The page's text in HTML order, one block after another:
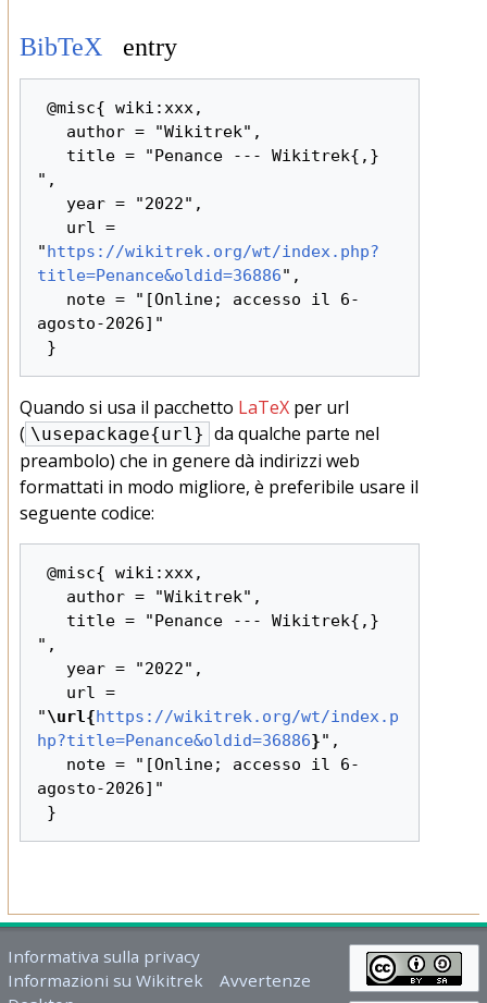
BibTeX entry
@misc{ wiki:xxx,
",
"https://wikitrek.org/wt/index.php?
title=Penance&oldid=36886",
agosto-2026]"
Quando si usa il pacchetto LaTeXper url
( \usepackage{url} da qualche parte nel
preambolo) che in genere dà indirizzi web
formattati in modo migliore, è preferibile usare il
seguente codice:
@misc{ wiki:xxx,
",
"\url{https://wikitrek.org/wt/index.p
hp?title=Penance&oldid=36886}",
agosto-2026]"
Informativa sulla privacy
Informazioni su Wikitrek
Avvertenze